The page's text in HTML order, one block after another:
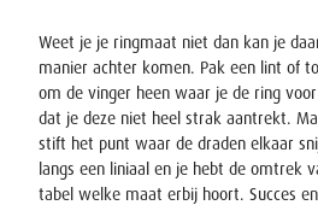
Weet je je ringmaat niet dan kan je
manier achter komen. Pak een lint of
om de vinger heen waar je de ring
dat je deze niet heel strak aantrekt.
stift het punt waar de draden elkaar
langs een liniaal en je hebt de omtrek
tabel welke maat erbij hoort. Succes